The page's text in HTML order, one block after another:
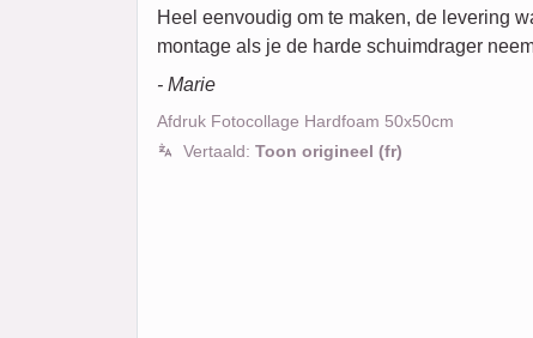
Heel eenvoudig om te maken, de levering
montage als je de harde schuimdrager
- Marie
Afdruk Fotocollage Hardfoam 50x50cm
Vertaald: Toon origineel (fr)